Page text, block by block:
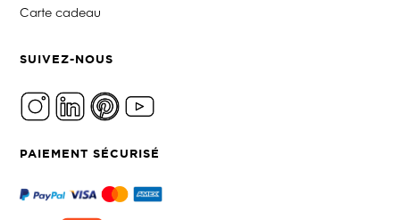
Carte cadeau
SUIVEZ-NOUS
PAIEMENT SÉCURISÉ